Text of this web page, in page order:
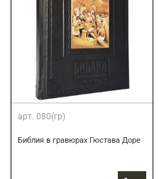
арт. 080(гр)
Библия в гравюрах Гюстава Доре